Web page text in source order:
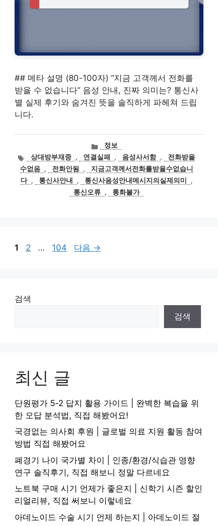
## 메타 설명 (80-100자) “지금 고객께서 전화를
받을 수 없습니다” 음성 안내, 진짜 의미는? 통신사
별 실제 후기와 숨겨진 뜻을 솔직하게 파헤쳐 드립
니다.
카
테
고
리
정보
태
그
상대방부재중 , 연결실패 , 음성사서함 ,
전화받을
수없음 , 전화안됨 ,
지금고객께서전화를받을수없습니
다 , 통신사안내 , 통신사음성안내메시지의실제의미
,
통신오류 , 통화불가
페
1
페
2 …
페
104 다음 →
검색
검색
최신 글
단원평가 5-2 답지 활용 가이드 | 완벽한 복습을 위
한 오답 분석법, 직접 해봤어요!
국경없는 의사회 후원 | 글로벌 의료 지원 활동 참여
방법 직접 해봤어요
폐경기 나이 국가별 차이 | 인종/환경/식습관 영향
연구 솔직후기, 직접 해보니 정말 다르네요
노트북 구매 시기 언제가 좋은지 | 신학기 시즌 할인
리얼리뷰, 직접 써보니 이렇네요
아데노이드 수술 시기 언제 하는지 | 아데노이드 절